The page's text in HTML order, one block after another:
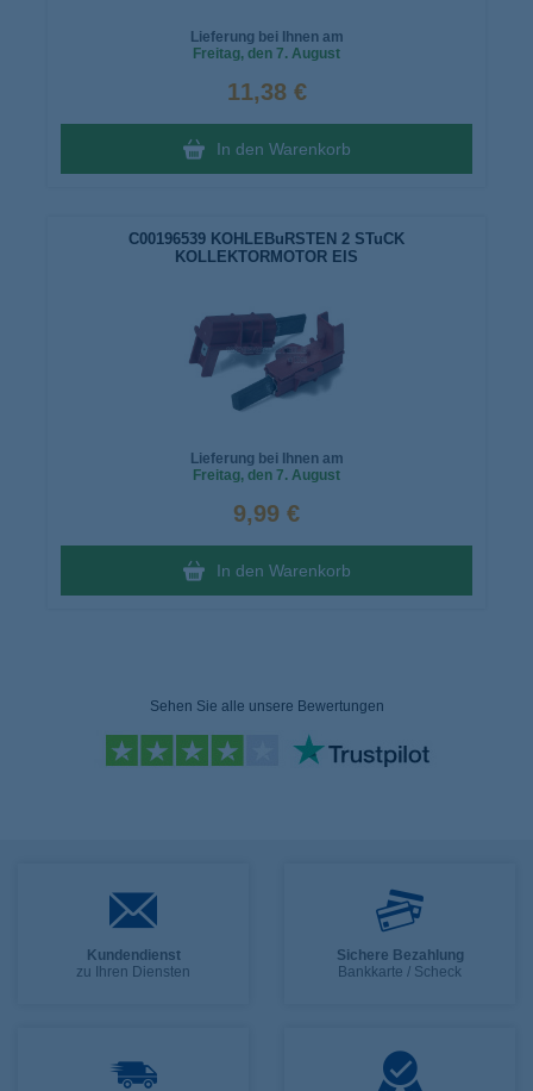
Lieferung bei Ihnen am
Freitag, den 7. August
11,38 €
In den Warenkorb
C00196539 KOHLEBuRSTEN 2 STuCK
KOLLEKTORMOTOR EIS
Lieferung bei Ihnen am
Freitag, den 7. August
9,99 €
In den Warenkorb
Sehen Sie alle unsere Bewertungen
Kundendienst
zu Ihren Diensten
Sichere Bezahlung
Bankkarte / Scheck